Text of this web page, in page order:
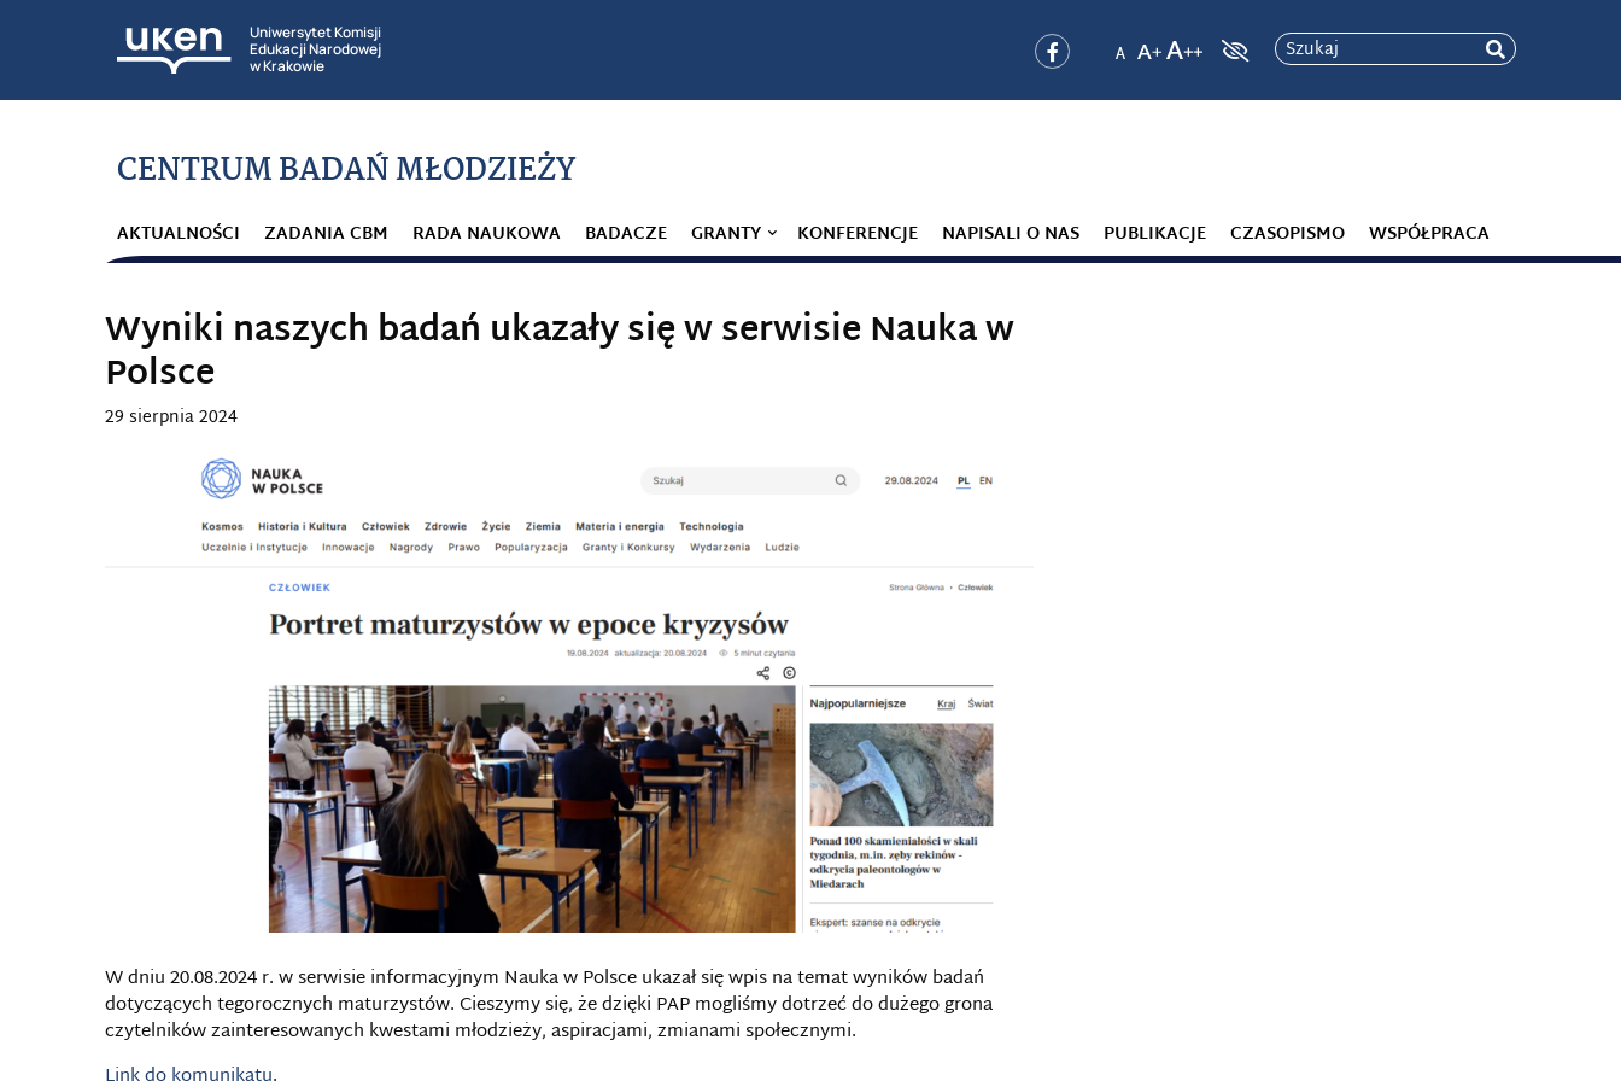
Uniwersytet Komisji
Edukacji Narodowej
w Krakowie
Szukaj
CENTRUM BADAŃ MŁODZIEŻY
AKTUALNOŚCI ZADANIA CBM RADA NAUKOWA BADACZE GRANTY KONFERENCJE NAPISALI O NAS PUBLIKACJE CZASOPISMO WSPÓŁPRACA
Wyniki naszych badań ukazały się w serwisie Nauka w
Polsce
29 sierpnia 2024
W dniu 20.08.2024 r. w serwisie informacyjnym Nauka w Polsce ukazał się wpis na temat wyników badań
dotyczących tegorocznych maturzystów. Cieszymy się, że dzięki PAP mogliśmy dotrzeć do dużego grona
czytelników zainteresowanych kwestami młodzieży, aspiracjami, zmianami społecznymi.